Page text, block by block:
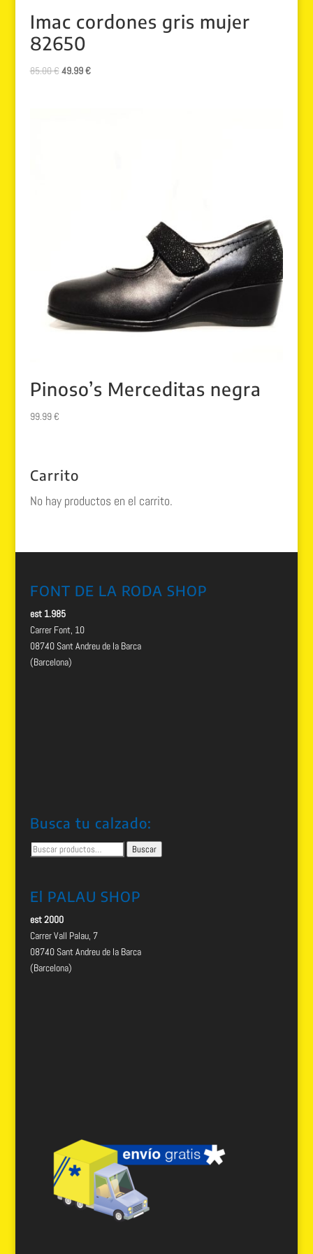
Imac cordones gris mujer
82650
85.00€El
49.99€El
Pinoso’s Merceditas negra
99.99€
Carrito
No hay productos en el carrito.
FONT DE LA RODA SHOP
est 1.985
Carrer Font, 10
08740 Sant Andreu de la Barca
(Barcelona)
Busca tu calzado:
Buscar
por:
Buscar
El PALAU SHOP
est 2000
Carrer Vall Palau, 7
08740 Sant Andreu de la Barca
(Barcelona)